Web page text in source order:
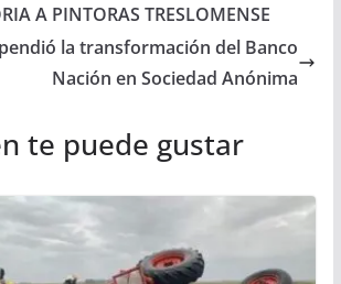
A PINTORAS TRESLOMENSE
la transformación del Banco
Nación en Sociedad Anónima
te puede gustar